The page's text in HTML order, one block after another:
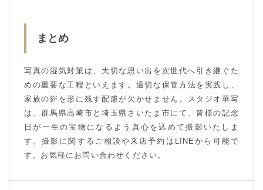
まとめ
写真の湿気対策は、大切な思い出を次世代へ引き継ぐた
めの重要な工程といえます。適切な保管方法を実践し、
家族の絆を形に残す配慮が欠かせません。スタジオ華写
は、群馬県高崎市と埼玉県さいたま市にて、皆様の記念
日が一生の宝物になるよう真心を込めて撮影いたしま
す。撮影に関するご相談や来店予約はLINEから可能で
す。お気軽にお問い合わせください。